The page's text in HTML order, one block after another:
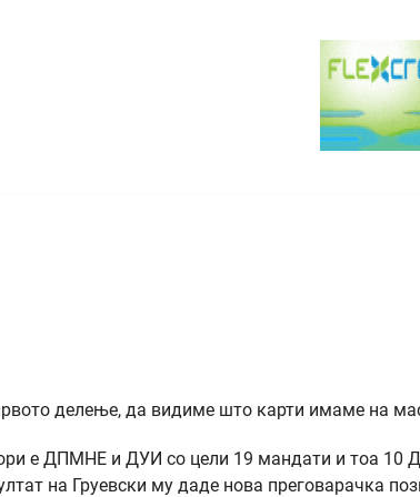
делење, да видиме што карти имаме на
е ДПМНЕ и ДУИ со цели 19 мандати и тоа
на Груевски му даде нова преговарачка